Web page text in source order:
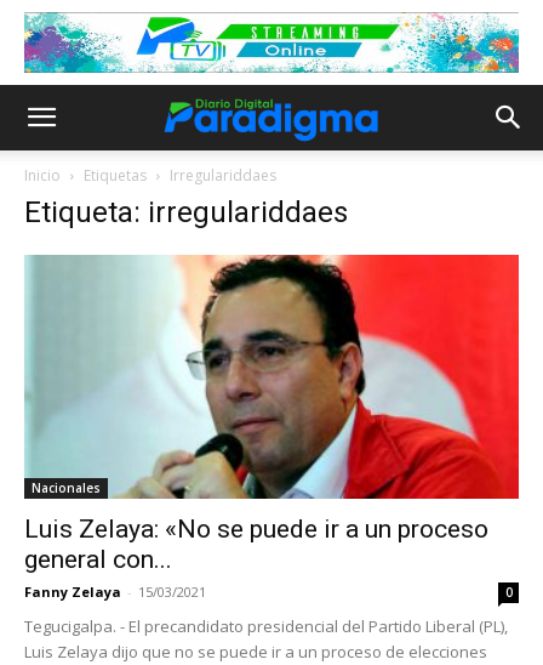
Inicio Etiquetas Irregulariddaes
Etiqueta: irregulariddaes
Nacionales
Luis Zelaya: «No se puede ir a un proceso
general con...
Fanny Zelaya - 15/03/2021 0
Tegucigalpa. - El precandidato presidencial del Partido Liberal (PL),
Luis Zelaya dijo que no se puede ir a un proceso de elecciones